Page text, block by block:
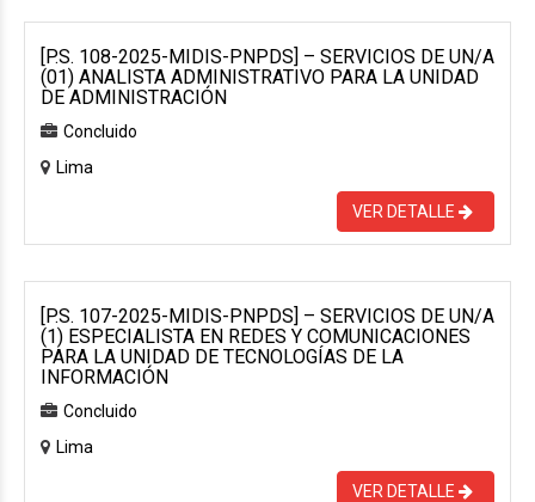
[P.S. 108-2025-MIDIS-PNPDS] – SERVICIOS DE UN/A
(01) ANALISTA ADMINISTRATIVO PARA LA UNIDAD
DE ADMINISTRACIÓN
Concluido
Lima
VER DETALLE
[P.S. 107-2025-MIDIS-PNPDS] – SERVICIOS DE UN/A
(1) ESPECIALISTA EN REDES Y COMUNICACIONES
PARA LA UNIDAD DE TECNOLOGÍAS DE LA
INFORMACIÓN
Concluido
Lima
VER DETALLE